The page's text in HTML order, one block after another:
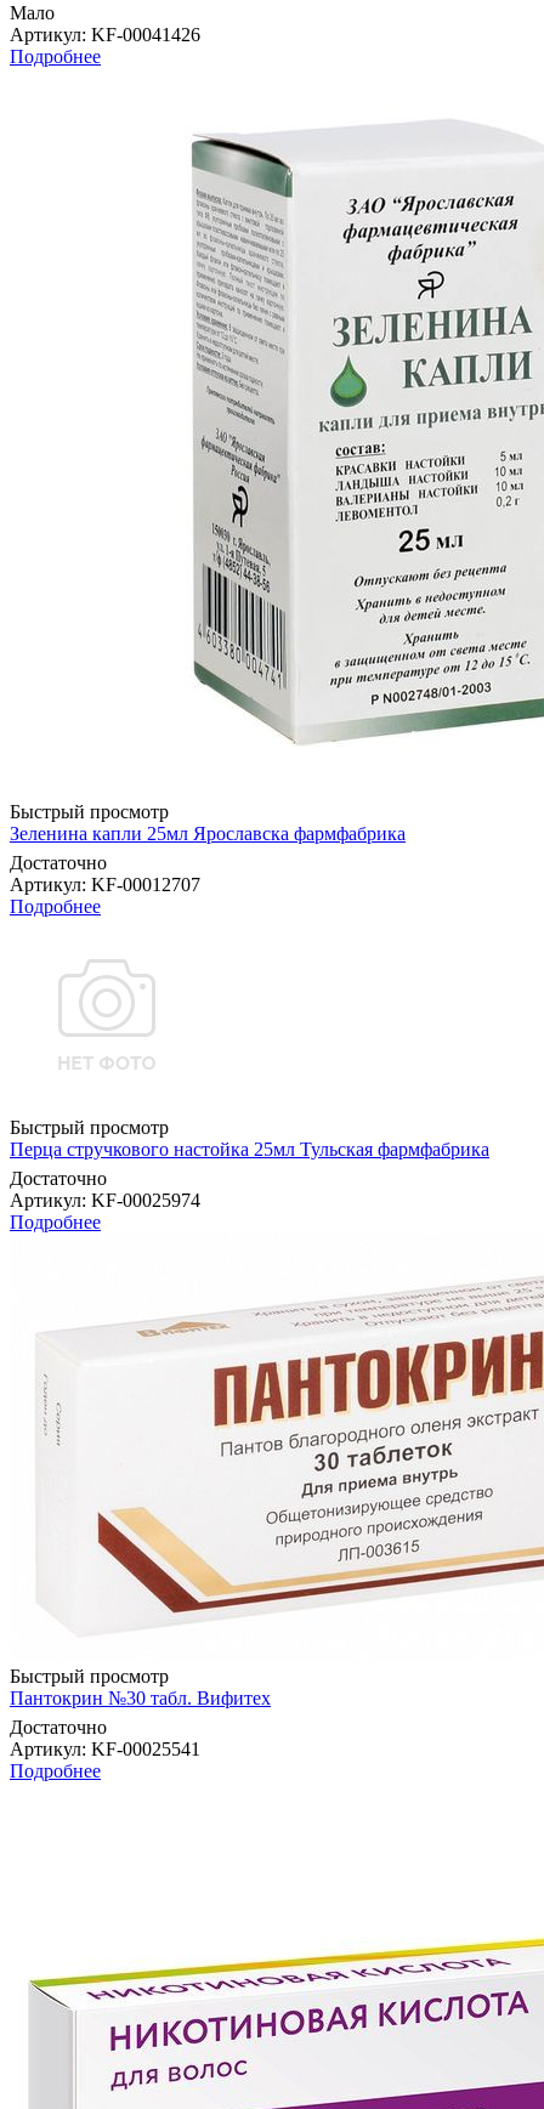
Мало
Артикул: KF-00041426
Подробнее
Быстрый просмотр
Зеленина капли 25мл Ярославска фармфабрика
Достаточно
Артикул: KF-00012707
Подробнее
Быстрый просмотр
Перца стручкового настойка 25мл Тульская фармфабрика
Достаточно
Артикул: KF-00025974
Подробнее
Быстрый просмотр
Пантокрин №30 табл. Вифитех
Достаточно
Артикул: KF-00025541
Подробнее